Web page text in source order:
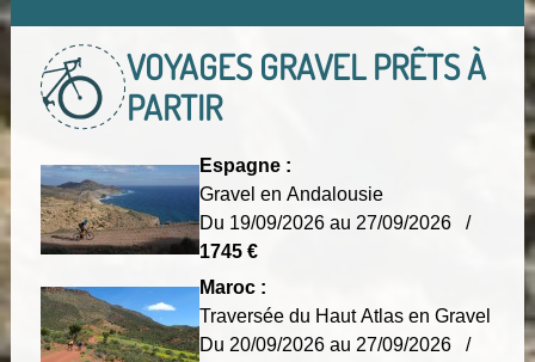
VOYAGES GRAVELPRÊTS À
PARTIR
Espagne :
Gravel en Andalousie
Du 19/09/2026 au 27/09/2026 /
1745 €
Maroc :
Traversée du Haut Atlas en Gravel
Du 20/09/2026 au 27/09/2026 /